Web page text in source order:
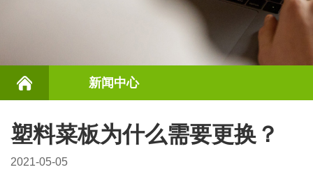
新闻中心
塑料菜板为什么需要更换？
2021-05-05